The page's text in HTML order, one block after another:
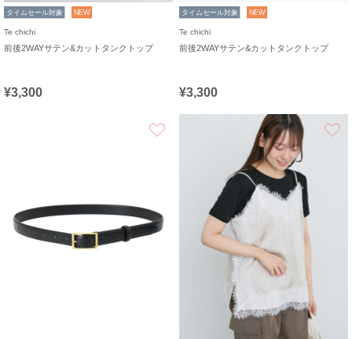
タイムセール対象 NEW
Te chichi
前後2WAYサテン&カットタンクトップ
¥3,300
タイムセール対象 NEW
Te chichi
前後2WAYサテン&カットタンクトップ
¥3,300